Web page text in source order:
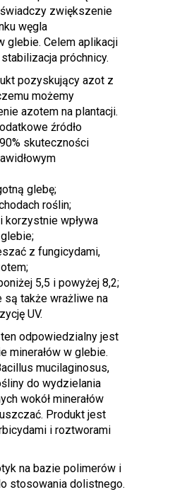
zwiększenie
węgla
glebie. Celem aplikacji
próchnicy.
pozyskujący azot z
możemy
azotem na plantacji.
źródło
skuteczności
glebę;
roślin;
korzystnie wpływa
z fungicydami,
5,5 i powyżej 8,2;
są także wrażliwe na
UV.
odpowiedzialny jest
minerałów w glebie.
mucilaginosus,
do wydzielania
wokół minerałów
Produkt jest
i roztworami
na bazie polimerów i
stosowania dolistnego.